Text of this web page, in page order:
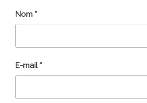
Nom *
E-mail*